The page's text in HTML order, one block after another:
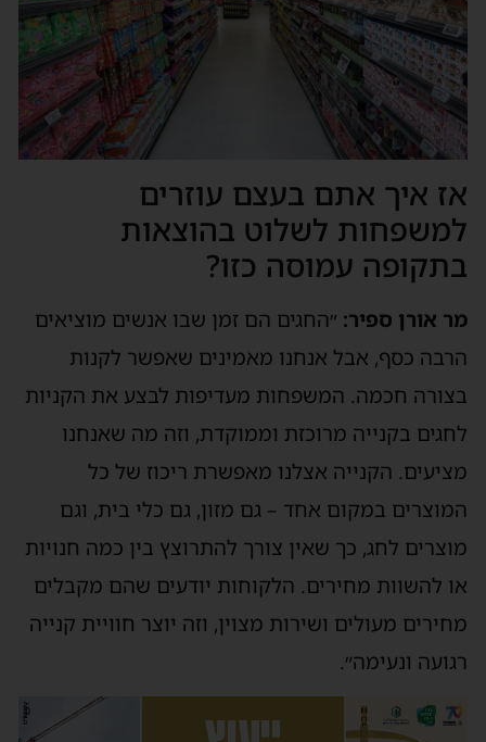
אז איך אתם בעצם עוזרים
למשפחות לשלוט בהוצאות
בתקופה עמוסה כזו?
מר אורן ספיר: ״החגים הם זמן שבו אנשים מוציאים
הרבה כסף, אבל אנחנו מאמינים שאפשר לקנות
בצורה חכמה. המשפחות מעדיפות לבצע את הקניות
לחגים בקנייה מרוכזת וממוקדת, וזה מה שאנחנו
מציעים. הקנייה אצלנו מאפשרת ריכוז של כל
המוצרים במקום אחד – גם מזון, גם כלי בית, וגם
מוצרים לחג, כך שאין צורך להתרוצץ בין כמה חנויות
או להשוות מחירים. הלקוחות יודעים שהם מקבלים
מחירים מעולים ושירות מצוין, וזה יוצר חוויית קנייה
רגועה ונעימה״.